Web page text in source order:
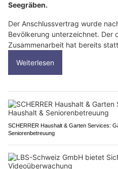
Seegräben.
Der Anschlussvertrag wurde
Bevölkerung unterzeichnet. Der
Zusammenarbeit hat bereits
Weiterlesen
SCHERRER Haushalt & Garten Services:
Seniorenbetreuung